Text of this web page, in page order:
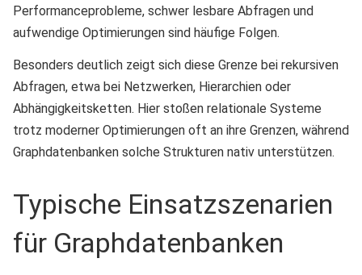
Performanceprobleme, schwer lesbare Abfragen und
aufwendige Optimierungen sind häufige Folgen.
Besonders deutlich zeigt sich diese Grenze bei rekursiven
Abfragen, etwa bei Netzwerken, Hierarchien oder
Abhängigkeitsketten. Hier stoßen relationale Systeme
trotz moderner Optimierungen oft an ihre Grenzen, während
Graphdatenbanken solche Strukturen nativ unterstützen.
Typische Einsatzszenarien
für Graphdatenbanken